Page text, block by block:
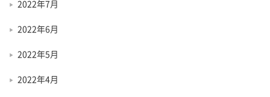
2022年7月
2022年6月
2022年5月
2022年4月